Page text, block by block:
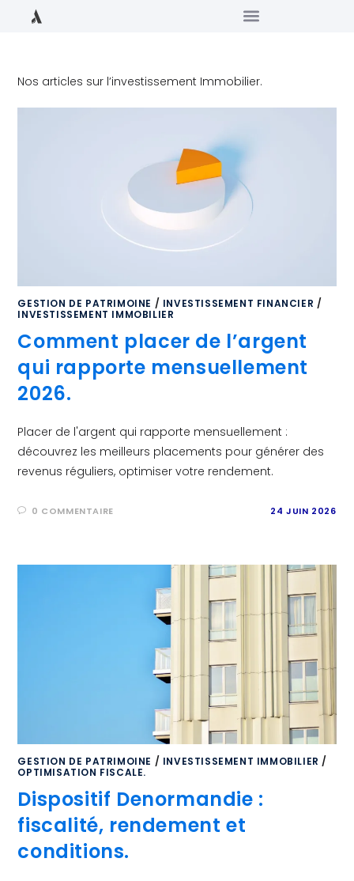
Nos articles sur l’investissement Immobilier.
GESTION DE PATRIMOINE / INVESTISSEMENT FINANCIER /
INVESTISSEMENT IMMOBILIER
Comment placer de l’argent
qui rapporte mensuellement
2026.
Placer de l'argent qui rapporte mensuellement :
découvrez les meilleurs placements pour générer des
revenus réguliers, optimiser votre rendement.
0 COMMENTAIRE 24 JUIN 2026
GESTION DE PATRIMOINE / INVESTISSEMENT IMMOBILIER /
OPTIMISATION FISCALE.
Dispositif Denormandie :
fiscalité, rendement et
conditions.